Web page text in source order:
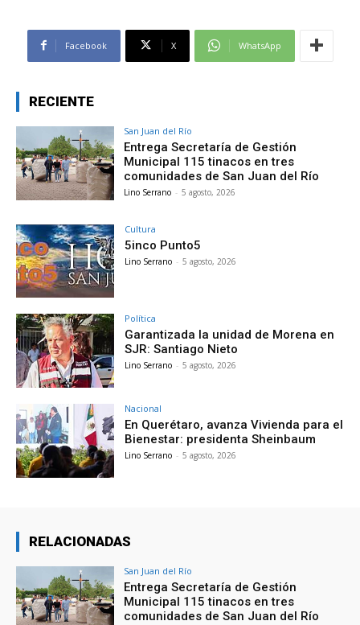
Facebook X WhatsApp
RECIENTE
San Juan del Río
Entrega Secretaría de Gestión
Municipal 115 tinacos en tres
comunidades de San Juan del Río
Lino Serrano - 5 agosto, 2026
Cultura
5inco Punto5
Lino Serrano - 5 agosto, 2026
Política
Garantizada la unidad de Morena en
SJR: Santiago Nieto
Lino Serrano - 5 agosto, 2026
Nacional
En Querétaro, avanza Vivienda para el
Bienestar: presidenta Sheinbaum
Lino Serrano - 5 agosto, 2026
RELACIONADAS
San Juan del Río
Entrega Secretaría de Gestión
Municipal 115 tinacos en tres
comunidades de San Juan del Río